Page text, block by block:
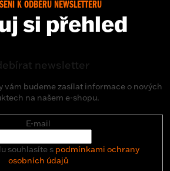
K ODBĚRU NEWSLETTERU
si přehled
newsletter
vám budeme zasílat informace o nových
na našem e-shopu.
E-mail
souhlasíte s podmínkami ochrany
osobních údajů